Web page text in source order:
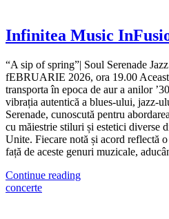
Infinitea Music
“A sip of spring”| Soul Serenade
fEBRUARIE 2026, ora 19.00
transporta în epoca de aur a anilor
vibrația autentică a blues-ului, jazz-
Serenade, cunoscută pentru
cu măiestrie stiluri și estetici diverse
Unite. Fiecare notă și acord reflectă
față de aceste genuri muzicale,
Continue reading
concerte